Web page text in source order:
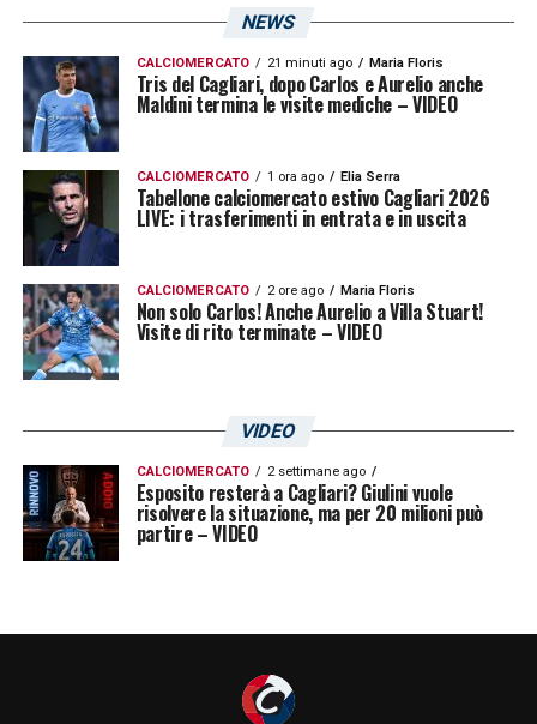
NEWS
CALCIOMERCATO 21 minuti ago Maria Floris
Tris del Cagliari, dopo Carlos e Aurelio anche
Maldini termina le visite mediche – VIDEO
CALCIOMERCATO 1 ora ago Elia Serra
Tabellone calciomercato estivo Cagliari 2026
LIVE: i trasferimenti in entrata e in uscita
CALCIOMERCATO 2 ore ago Maria Floris
Non solo Carlos! Anche Aurelio a Villa Stuart!
Visite di rito terminate – VIDEO
VIDEO
CALCIOMERCATO 2 settimane ago
Esposito resterà a Cagliari? Giulini vuole
risolvere la situazione, ma per 20 milioni può
partire – VIDEO